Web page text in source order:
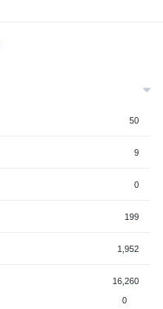
50
9
0
199
1,952
16,260
0